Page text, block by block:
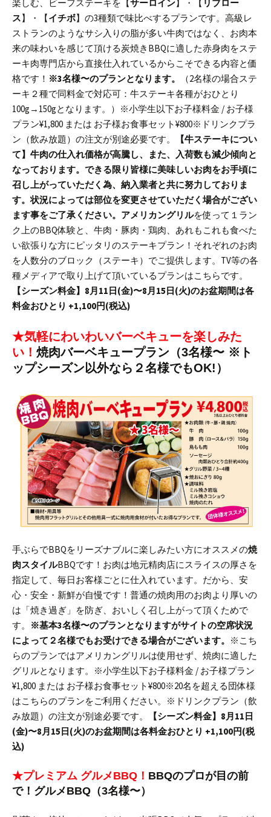
楽しむ、ビーフステーキを【サーロイン】・【 リブロー
ス】・【イチボ】の3種類で味比べするプランです。 高級レ
ストランのようなサシ入りの脂が多い牛肉ではなく、お肉本
来の味わいを感じて頂ける炭焼きBBQに適した赤身肉をステ
ーキ肉専門店から直接仕入れているからこそできる内容と価
格です！ ※3名様〜のプランとなります。
（2名様の場合ステ
ーキ２種で同料金で対応可：牛ステーキ各種がおひとり
100g→150gとなります。） ※小学生以下お子様料金 / お子様
プラン¥1,800 または お子様お食事セット¥800※ドリンクプラ
ン（飲み放題）の注文が別途必要です。
【牛ステーキについ
て】 牛肉の仕入れ価格が高騰し、また、入荷数も減少傾向と
なっております。できる限り皆様に美味しいお肉をお手頃に
召し上がっていただく為、納入業者と共に努力しておりま
す。状況によっては部位を変更させていただく場合がござい
ます事をご了承ください。 アメリカングリルを使って１ラン
ク上のBBQ体験と、牛肉・豚肉・鶏肉、あれもこれも食べた
い欲張りな方にピッタリのステーキプラン！ それぞれのお肉
を人数分のブロック（ステーキ）でご提供します。 TV等の各
種メディアで取り上げて頂いているプランはこちらです。
【シーズン料金】 8月11日(金)〜8月15日(火)のお盆期間は各
料金おひとり +1,100円(税込)
★気軽にわいわいバーベキューを楽しみた
い！ 焼肉バーベキュープラン（3名様〜 ※ト
ップシーズン以外なら２名様でもOK!）
手ぶらでBBQをリーズナブルに楽しみたい方にオススメの焼
肉スタイルBBQです！ お肉は地元精肉店にスライスの厚さを
指定して、毎日お客様ごとに仕入れています。だから、安
心・安全・新鮮が自慢です！ 普通の焼肉用のお肉より厚いの
は「焼き過ぎ」を防ぎ、おいしく召し上がって頂くためで
す。
※基本3名様〜のプランとなりますがサイトの空席状況
によって２名様でもお受けできる場合がございます。
※こち
らのプランではアメリカングリルは使用せず、焼肉に適した
グリルとなります。
※小学生以下お子様料金 / お子様プラン
¥1,800 または お子様お食事セット¥800※20名を超える団体様
はこちらのプランをご利用ください。
※ドリンクプラン（飲
み放題）の注文が別途必要です。
【シーズン料金】 8月11日
(金)〜8月15日(火)のお盆期間は各料金おひとり +1,100円(税
込)
★プレミアム グルメBBQ！ BBQのプロが目の前
で！グルメBBQ（3名様〜）